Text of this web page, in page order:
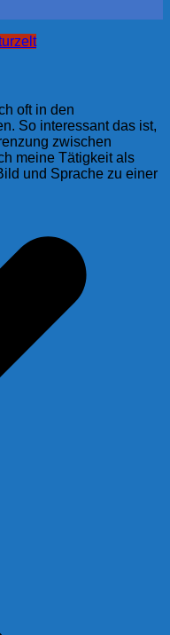
oft in den
So interessant das ist,
zwischen
meine Tätigkeit als
und Sprache zu einer